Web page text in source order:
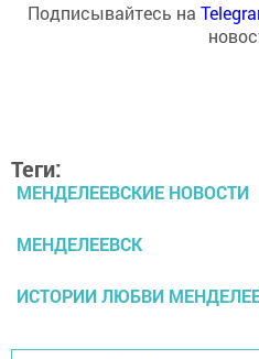
Подписывайтесь на
Теги:
МЕНДЕЛЕЕВСКИЕ НОВОСТИ
МЕНДЕЛЕЕВСК
ИСТОРИИ ЛЮБВИ